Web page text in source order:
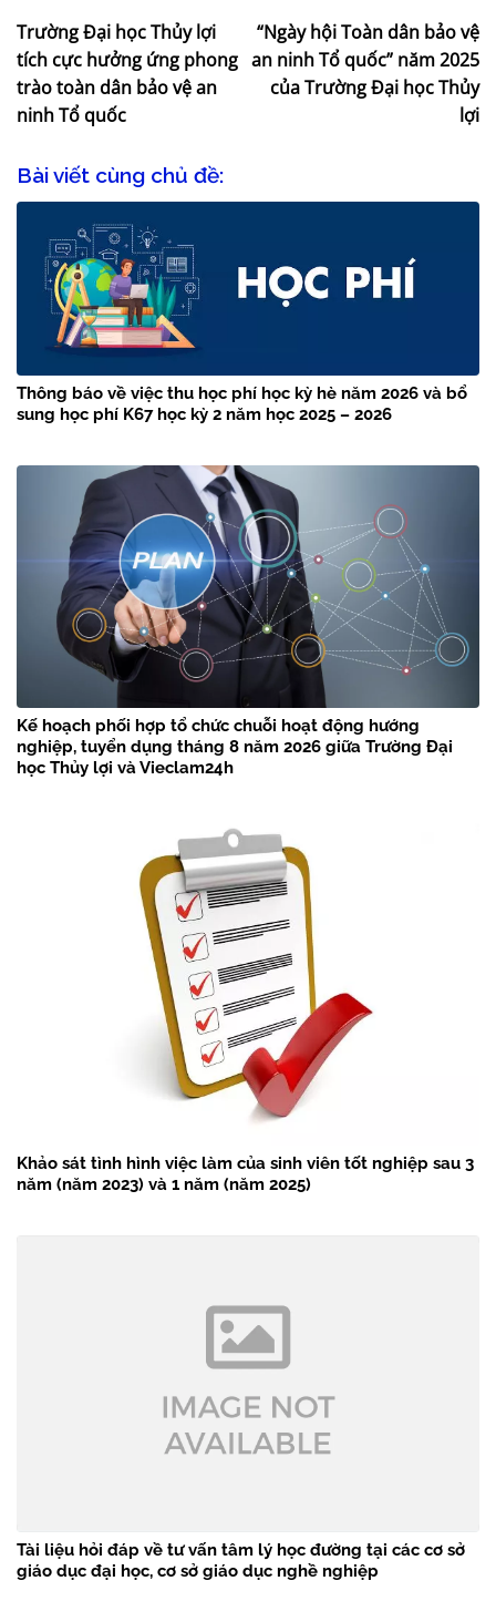
Trường Đại học Thủy lợi
tích cực hưởng ứng phong
trào toàn dân bảo vệ an
ninh Tổ quốc
“Ngày hội Toàn dân bảo vệ
an ninh Tổ quốc” năm 2025
của Trường Đại học Thủy
lợi
Bài viết cùng chủ đề:
Thông báo về việc thu học phí học kỳ hè năm 2026 và bổ
sung học phí K67 học kỳ 2 năm học 2025 – 2026
Kế hoạch phối hợp tổ chức chuỗi hoạt động hướng
nghiệp, tuyển dụng tháng 8 năm 2026 giữa Trường Đại
học Thủy lợi và Vieclam24h
Khảo sát tình hình việc làm của sinh viên tốt nghiệp sau 3
năm (năm 2023) và 1 năm (năm 2025)
Tài liệu hỏi đáp về tư vấn tâm lý học đường tại các cơ sở
giáo dục đại học, cơ sở giáo dục nghề nghiệp